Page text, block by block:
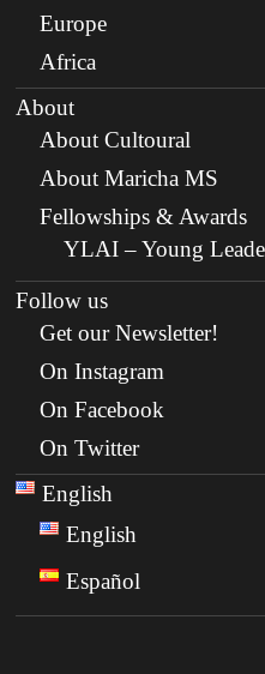
Europe
Africa
About
About Cultoural
About Maricha MS
Fellowships & Awards
YLAI – Young
Follow us
Get our Newsletter!
On Instagram
On Facebook
On Twitter
English
English
Español